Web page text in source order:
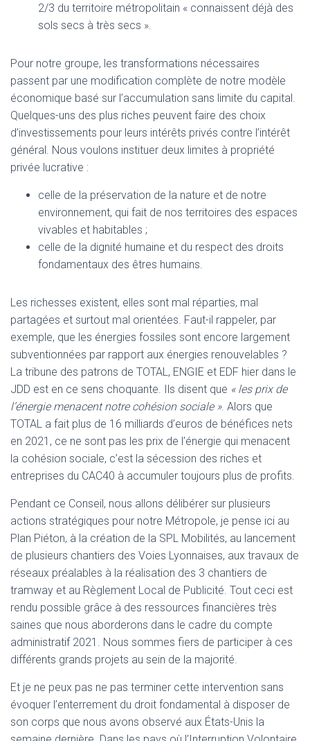
2/3 du territoire métropolitain « connaissent déjà des
sols secs à très secs ».
Pour notre groupe, les transformations nécessaires
passent par une modification complète de notre modèle
économique basé sur l’accumulation sans limite du capital.
Quelques-uns des plus riches peuvent faire des choix
d’investissements pour leurs intérêts privés contre l’intérêt
général. Nous voulons instituer deux limites à propriété
privée lucrative :
celle de la préservation de la nature et de notre
environnement, qui fait de nos territoires des espaces
vivables et habitables ;
celle de la dignité humaine et du respect des droits
fondamentaux des êtres humains.
Les richesses existent, elles sont mal réparties, mal
partagées et surtout mal orientées. Faut-il rappeler, par
exemple, que les énergies fossiles sont encore largement
subventionnées par rapport aux énergies renouvelables ?
La tribune des patrons de TOTAL, ENGIE et EDF hier dans le
JDD est en ce sens choquante. Ils disent que « les prix de
l’énergie menacent notre cohésion sociale ». Alors que
TOTAL a fait plus de 16 milliards d’euros de bénéfices nets
en 2021, ce ne sont pas les prix de l’énergie qui menacent
la cohésion sociale, c’est la sécession des riches et
entreprises du CAC40 à accumuler toujours plus de profits.
Pendant ce Conseil, nous allons délibérer sur plusieurs
actions stratégiques pour notre Métropole, je pense ici au
Plan Piéton, à la création de la SPL Mobilités, au lancement
de plusieurs chantiers des Voies Lyonnaises, aux travaux de
réseaux préalables à la réalisation des 3 chantiers de
tramway et au Règlement Local de Publicité. Tout ceci est
rendu possible grâce à des ressources financières très
saines que nous aborderons dans le cadre du compte
administratif 2021. Nous sommes fiers de participer à ces
différents grands projets au sein de la majorité.
Et je ne peux pas ne pas terminer cette intervention sans
évoquer l’enterrement du droit fondamental à disposer de
son corps que nous avons observé aux États-Unis la